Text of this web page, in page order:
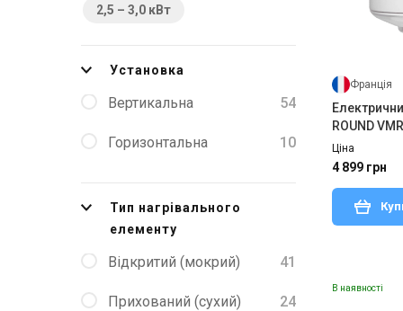
Vertigo Steatite Essential
O'Pro Small
O'Pro HM
2,5 – 3,0 кВт
Установка
Вертикальна 54
Горизонтальна 10
Тип нагрівального
елементу
Відкритий (мокрий) 41
Прихований (сухий) 24
Франція
ROUND
Ціна
4 899 грн
В наявності